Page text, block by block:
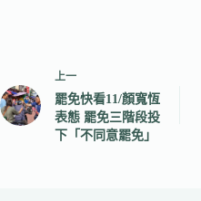
上一
罷免快看11/顏寬恆
表態 罷免三階段投
下「不同意罷免」